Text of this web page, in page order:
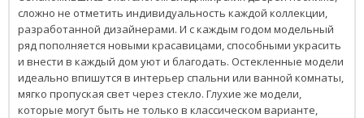
сложно не отметить индивидуальность каждой коллекции,
разработанной дизайнерами. И с каждым годом модельный
ряд пополняется новыми красавицами, способными украсить
и внести в каждый дом уют и благодать. Остекленные модели
идеально впишутся в интерьер спальни или ванной комнаты,
мягко пропуская свет через стекло. Глухие же модели,
которые могут быть не только в классическом варианте,